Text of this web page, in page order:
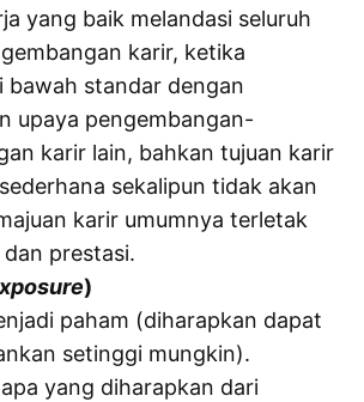
yang baik melandasi seluruh
karir, ketika
bawah standar dengan
upaya pengembangan-
karir lain, bahkan tujuan karir
sekalipun tidak akan
karir umumnya terletak
prestasi.
)
paham (diharapkan dapat
setinggi mungkin).
yang diharapkan dari